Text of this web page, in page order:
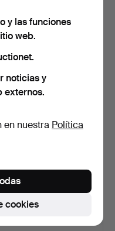
CLAVE
«La clave
pujas
USD
y las funciones
web.
noticias y
externos.
en nuestra Política
cookies